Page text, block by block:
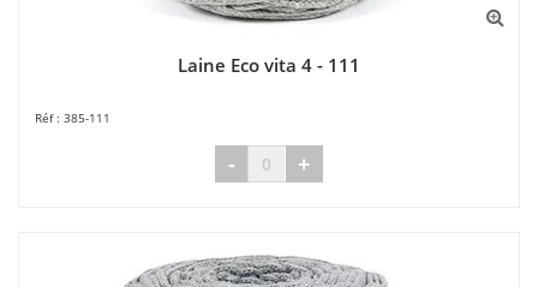
Laine Eco vita 4 - 111
385-111
- +